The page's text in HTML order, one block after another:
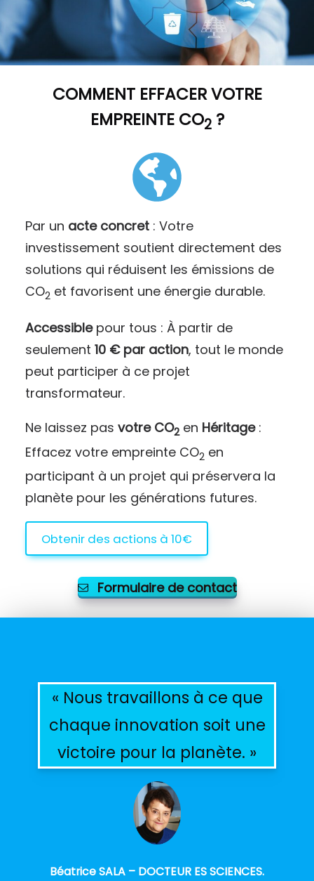
COMMENT EFFACER VOTRE
EMPREINTE CO2?
Par un acte concret: Votre
investissement soutient directement des
solutions qui réduisent les émissions de
CO2 et favorisent une énergie durable.
Accessiblepour tous : À partir de
seulement 10 € par action, tout le monde
peut participer à ce projet
transformateur.
Ne laissez pas votre CO2en Héritage:
Effacez votre empreinte CO2 en
participant à un projet qui préservera la
planète pour les générations futures.
Obtenir des actions à 10€
Formulaire de contact
« Nous travaillons à ce que
chaque innovation soit une
victoire pour la planète. »
Béatrice SALA – DOCTEUR ES SCIENCES.